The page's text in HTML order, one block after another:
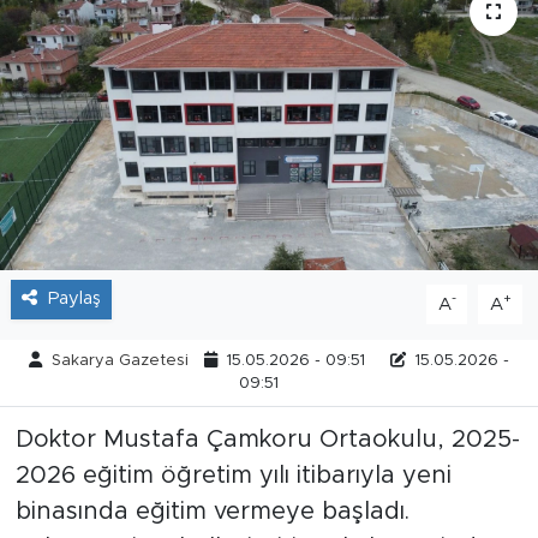
Paylaş A- A+
Sakarya Gazetesi 15.05.2026 - 09:51
15.05.2026 -
09:51
Doktor Mustafa Çamkoru Ortaokulu, 2025-
2026 eğitim öğretim yılı itibarıyla yeni
binasında eğitim vermeye başladı.
Tarihçe
Resmi İlanlar
Söyleşi
Foto Şaka
Teknoloji